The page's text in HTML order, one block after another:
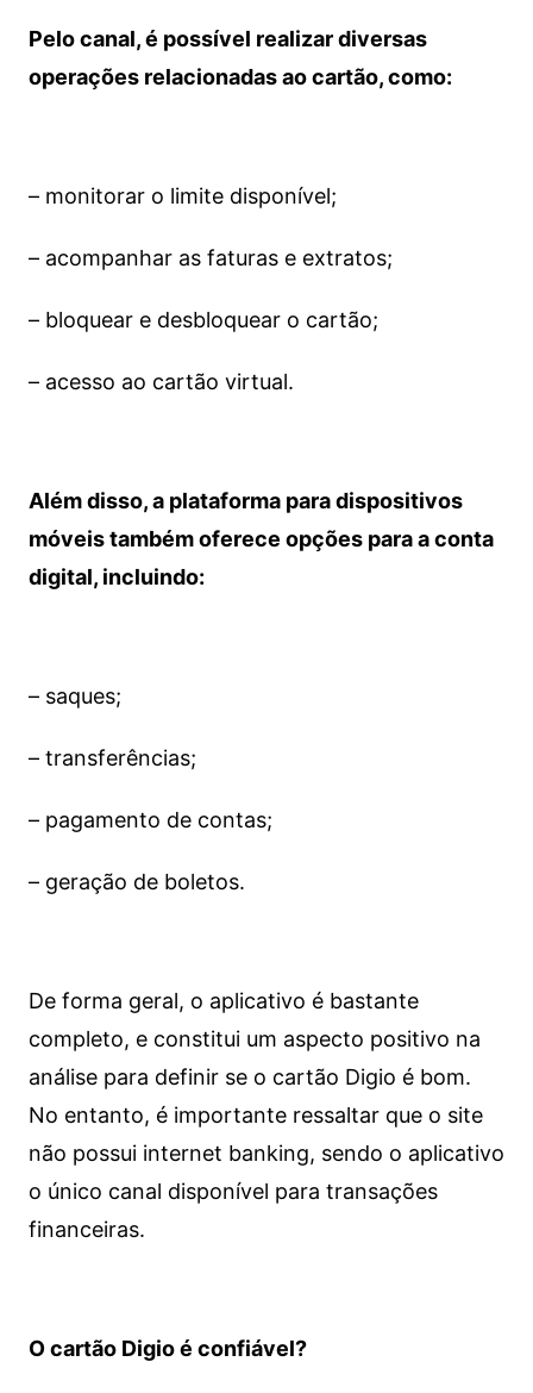
Pelo canal, é possível realizar diversas
operações relacionadas ao cartão, como:
– monitorar o limite disponível;
– acompanhar as faturas e extratos;
– bloquear e desbloquear o cartão;
– acesso ao cartão virtual.
Além disso, a plataforma para dispositivos
móveis também oferece opções para a conta
digital, incluindo:
– saques;
– transferências;
– pagamento de contas;
– geração de boletos.
De forma geral, o aplicativo é bastante
completo, e constitui um aspecto positivo na
análise para definir se o cartão Digio é bom.
No entanto, é importante ressaltar que o site
não possui internet banking, sendo o aplicativo
o único canal disponível para transações
financeiras.
O cartão Digio é confiável?